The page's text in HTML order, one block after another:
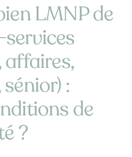
LMNP de
affaires,
:
de
?